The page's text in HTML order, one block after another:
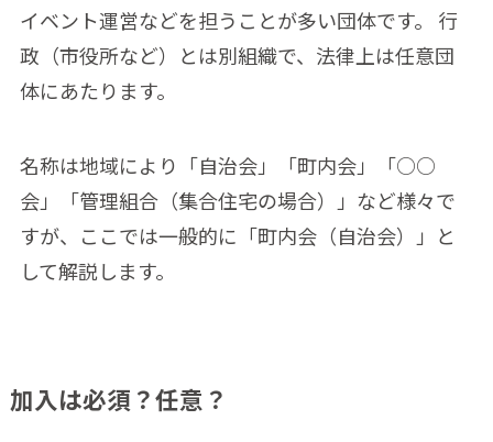
イベント運営などを担うことが多い団体です。 行
政（市役所など）とは別組織で、法律上は任意団
体にあたります。
名称は地域により「自治会」「町内会」「○○
会」「管理組合（集合住宅の場合）」など様々で
すが、ここでは一般的に「町内会（自治会）」と
して解説します。
加入は必須？任意？